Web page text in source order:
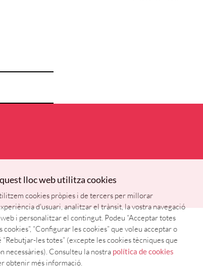
lloc web utilitza cookies
cookies pròpies i de tercers per millorar
d'usuari, analitzar el trànsit, la vostra navegació
i personalitzar el contingut. Podeu “Acceptar totes
cookies”, “Configurar les cookies” que voleu acceptar o
“Rebutjar-les totes” (excepte les cookies tècniques que
necessàries). Consulteu la nostra política de cookies
obtenir més informació.